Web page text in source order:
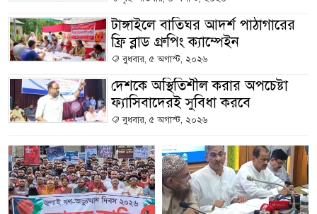
টাঙ্গাইলে বাতিঘর আদর্শ পাঠাগারের
ফ্রি ব্লাড গ্রুপিং ক্যাম্পেইন
বুধবার, ৫ অগাস্ট, ২০২৬
দেশকে অস্থিতিশীল করার অপচেষ্টা
ফ্যাসিবাদেরই সুবিধা করবে
বুধবার, ৫ অগাস্ট, ২০২৬